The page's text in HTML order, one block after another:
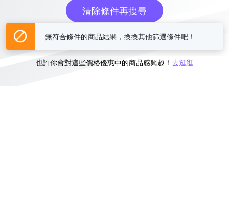
清除條件再搜尋
或
也許你會對這些價格優惠中的商品感興趣！ 去逛逛
無符合條件的商品結果，換換其他篩選條件吧！